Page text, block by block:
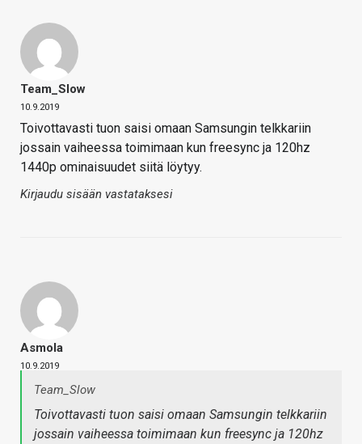
Team_Slow
10.9.2019
Toivottavasti tuon saisi omaan Samsungin telkkariin
jossain vaiheessa toimimaan kun freesync ja 120hz
1440p ominaisuudet siitä löytyy.
Kirjaudu sisään vastataksesi
Asmola
10.9.2019
Team_Slow
Toivottavasti tuon saisi omaan Samsungin telkkariin
jossain vaiheessa toimimaan kun freesync ja 120hz